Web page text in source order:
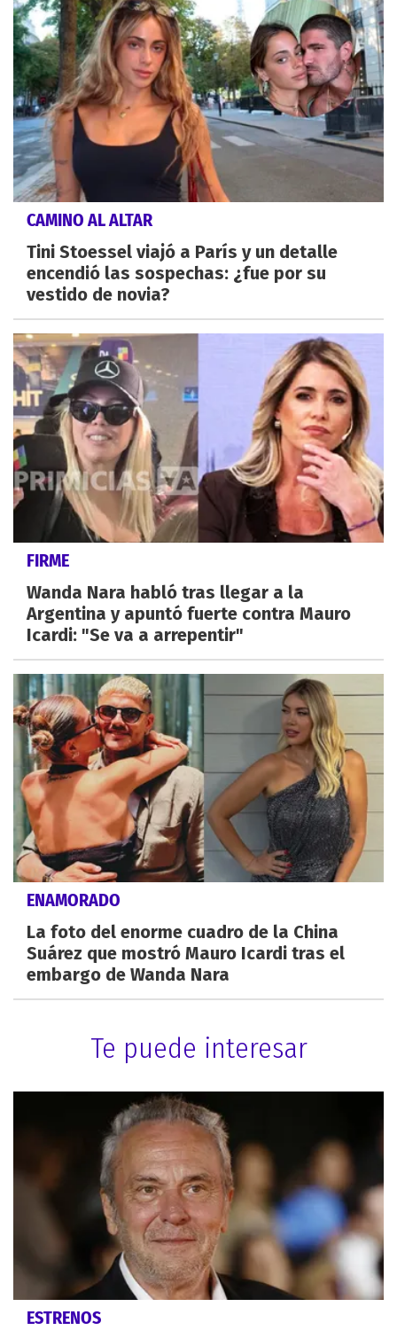
CAMINO AL ALTAR
Tini Stoessel viajó a París y un detalle
encendió las sospechas: ¿fue por su
vestido de novia?
FIRME
Wanda Nara habló tras llegar a la
Argentina y apuntó fuerte contra Mauro
Icardi: "Se va a arrepentir"
ENAMORADO
La foto del enorme cuadro de la China
Suárez que mostró Mauro Icardi tras el
embargo de Wanda Nara
Te puede interesar
ESTRENOS